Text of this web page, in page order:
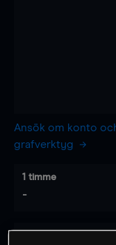
Ansök om konto
grafverktyg
1 timme
-